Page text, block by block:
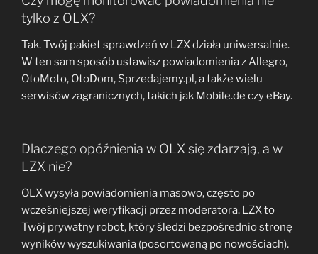
tylko z OLX?
Tak. Twój pakiet sprawdzeń w LZX działa uniwersalnie.
W ten sam sposób ustawisz powiadomienia z Allegro,
OtoMoto, OtoDom, Sprzedajemy.pl, a także wielu
serwisów zagranicznych, takich jak Mobile.de czy eBay.
Dlaczego opóźnienia w OLX się zdarzają, a w
LZX nie?
OLX wysyła powiadomienia masowo, często po
wcześniejszej weryfikacji przez moderatora. LZX to
Twój prywatny robot, który śledzi bezpośrednio stronę
wyników wyszukiwania (posortowaną po nowościach).